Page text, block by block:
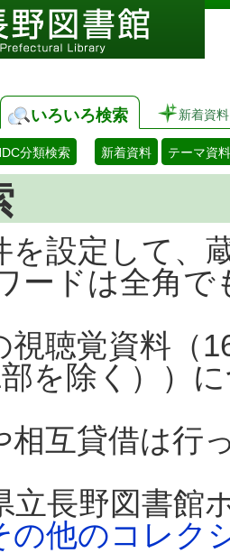
いろいろ検索 新着資料
分類検索 新着資料 テーマ資料
を設定して、
ードは全角
視聴覚資料（
を除く））
相互貸借は行
立長野図書館
の他のコレク